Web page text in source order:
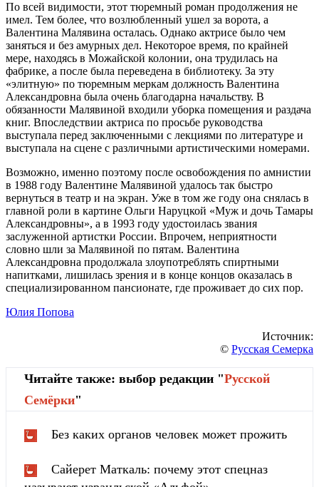
По всей видимости, этот тюремный роман продолжения не
имел. Тем более, что возлюбленный ушел за ворота, а
Валентина Малявина осталась. Однако актрисе было чем
заняться и без амурных дел. Некоторое время, по крайней
мере, находясь в Можайской колонии, она трудилась на
фабрике, а после была переведена в библиотеку. За эту
«элитную» по тюремным меркам должность Валентина
Александровна была очень благодарна начальству. В
обязанности Малявиной входили уборка помещения и раздача
книг. Впоследствии актриса по просьбе руководства
выступала перед заключенными с лекциями по литературе и
выступала на сцене с различными артистическими номерами.
Возможно, именно поэтому после освобождения по амнистии
в 1988 году Валентине Малявиной удалось так быстро
вернуться в театр и на экран. Уже в том же году она снялась в
главной роли в картине Ольги Наруцкой «Муж и дочь Тамары
Александровны», а в 1993 году удостоилась звания
заслуженной артистки России. Впрочем, неприятности
словно шли за Малявиной по пятам. Валентина
Александровна продолжала злоупотреблять спиртными
напитками, лишилась зрения и в конце концов оказалась в
специализированном пансионате, где проживает до сих пор.
Юлия Попова
Источник:
© Русская Семерка
Читайте также: выбор редакции "Русской
Cемёрки"
Без каких органов человек может прожить
Сайерет Маткаль: почему этот спецназ